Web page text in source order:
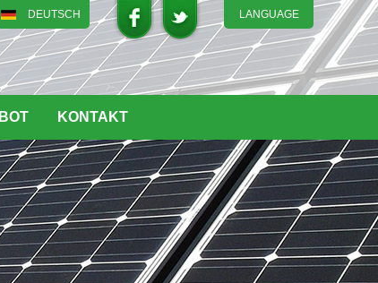
DEUTSCH LANGUAGE
English
DEUTSCH
GREEK
日本語
KONTAKT